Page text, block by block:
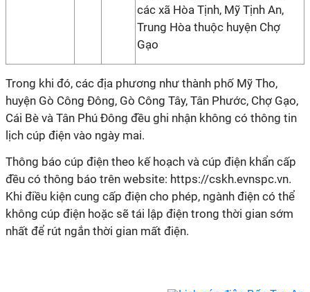
các xã Hòa Tịnh, Mỹ Tịnh An,
Trung Hòa thuộc huyện Chợ
Gạo
Trong khi đó, các địa phương như thành phố Mỹ Tho,
huyện Gò Công Đông, Gò Công Tây, Tân Phước, Chợ Gạo,
Cái Bè và Tân Phú Đông đều ghi nhận không có thông tin
lịch cúp điện vào ngày mai.
Thông báo cúp điện theo kế hoạch và cúp điện khẩn cấp
đều có thông báo trên website: https://cskh.evnspc.vn.
Khi điều kiện cung cấp điện cho phép, ngành điện có thể
không cúp điện hoặc sẽ tái lập điện trong thời gian sớm
nhất để rút ngắn thời gian mất điện.